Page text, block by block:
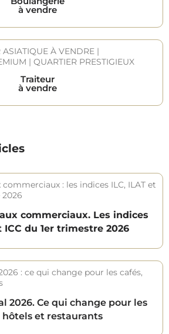
à vendre
Traiteur
à vendre
commerciaux. Les indices
ICC du 1er trimestre 2026
2026. Ce qui change pour les
hôtels et restaurants